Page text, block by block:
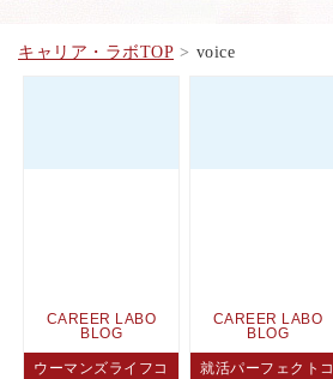
キャリア・ラボTOP voice
CAREER LABO
BLOG
ウーマンズライフコ
CAREER LABO
BLOG
就活パーフェクトコ